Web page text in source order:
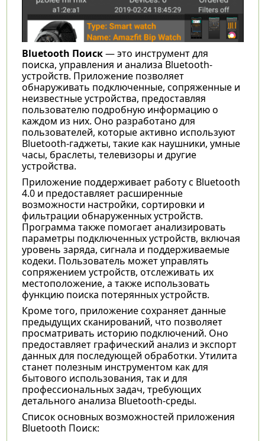
Bluetooth Поиск— это инструмент для
поиска, управления и анализа Bluetooth-
устройств. Приложение позволяет
обнаруживать подключенные, сопряженные и
неизвестные устройства, предоставляя
пользователю подробную информацию о
каждом из них. Оно разработано для
пользователей, которые активно используют
Bluetooth-гаджеты, такие как наушники, умные
часы, браслеты, телевизоры и другие
устройства.
Приложение поддерживает работу с Bluetooth
4.0 и предоставляет расширенные
возможности настройки, сортировки и
фильтрации обнаруженных устройств.
Программа также помогает анализировать
параметры подключенных устройств, включая
уровень заряда, сигнала и поддерживаемые
кодеки. Пользователь может управлять
сопряжением устройств, отслеживать их
местоположение, а также использовать
функцию поиска потерянных устройств.
Кроме того, приложение сохраняет данные
предыдущих сканирований, что позволяет
просматривать историю подключений. Оно
предоставляет графический анализ и экспорт
данных для последующей обработки. Утилита
станет полезным инструментом как для
бытового использования, так и для
профессиональных задач, требующих
детального анализа Bluetooth-среды.
Список основных возможностей приложения
Bluetooth Поиск: